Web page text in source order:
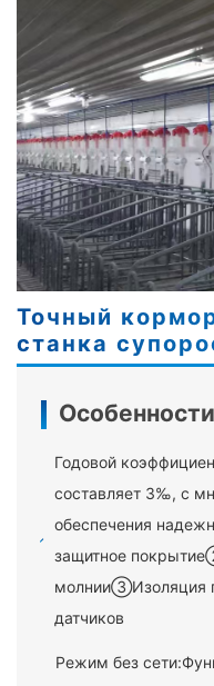
Точный
станка
Годовой
составляет 3‰, с
обеспечения
защитное
молнии③Изоляция
датчиков
Режим без